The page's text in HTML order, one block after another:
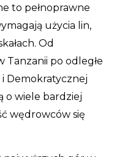
to pełnoprawne
użycia lin,
Od
po odległe
Demokratycznej
o wiele bardziej
wędrowców się